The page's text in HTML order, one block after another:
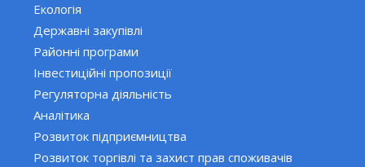
Екологія
Державні закупівлі
Районні програми
Інвестиційні пропозиції
Регуляторна діяльність
Аналітика
Розвиток підприємництва
Розвиток торгівлі та захист прав споживачів